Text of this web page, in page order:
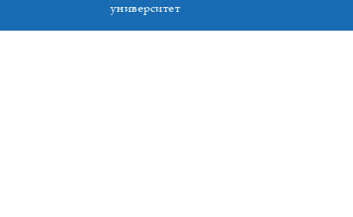
университет